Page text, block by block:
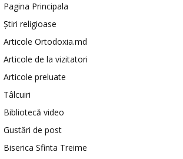
Pagina Principala
Știri religioase
Articole Ortodoxia.md
Articole de la vizitatori
Articole preluate
Tâlcuiri
Bibliotecă video
Gustări de post
Biserica Sfinta Treime